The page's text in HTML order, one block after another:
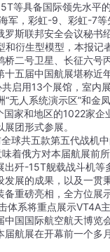
等具备国际领先水平
军，彩虹-9、彩虹-7
斯联邦安全会议秘书
衍生型模型，本报
二号卫星、长征六号
五届中国航展堪称
启用13个展馆，室
无人系统演示区”和金凤
国家和地区的1022家
团形式参展。
球共五款第五代战机
着俄方对本届航展前
出歼-15T舰载战斗机
展的成果，以及一贯
重磅亮相，全方位
体系将重点展示VT4A
国国际航空航天博览
航展在开幕前一个多